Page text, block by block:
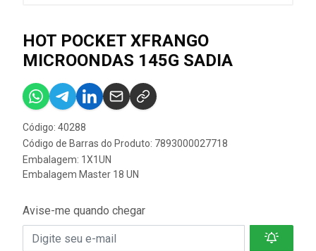
HOT POCKET XFRANGO
MICROONDAS 145G SADIA
Código: 40288
Código de Barras do Produto: 7893000027718
Embalagem: 1X1UN
Embalagem Master 18 UN
Avise-me quando chegar